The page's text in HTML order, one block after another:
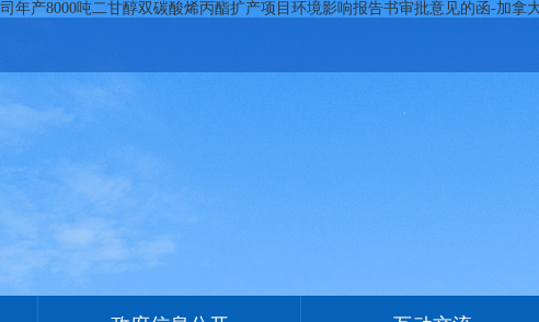
年产8000吨二甘醇双碳酸烯丙酯扩产项目环境影响报告书审批意见的函-加拿